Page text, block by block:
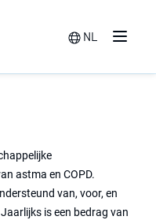
Menu
NL
astma en COPD.
van, voor, en
is een bedrag van